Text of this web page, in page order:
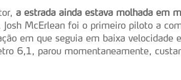
a estrada ainda estava molhada em
Josh McErlean foi o primeiro piloto a
em que seguia em baixa velocidade
6,1, parou momentaneamente,